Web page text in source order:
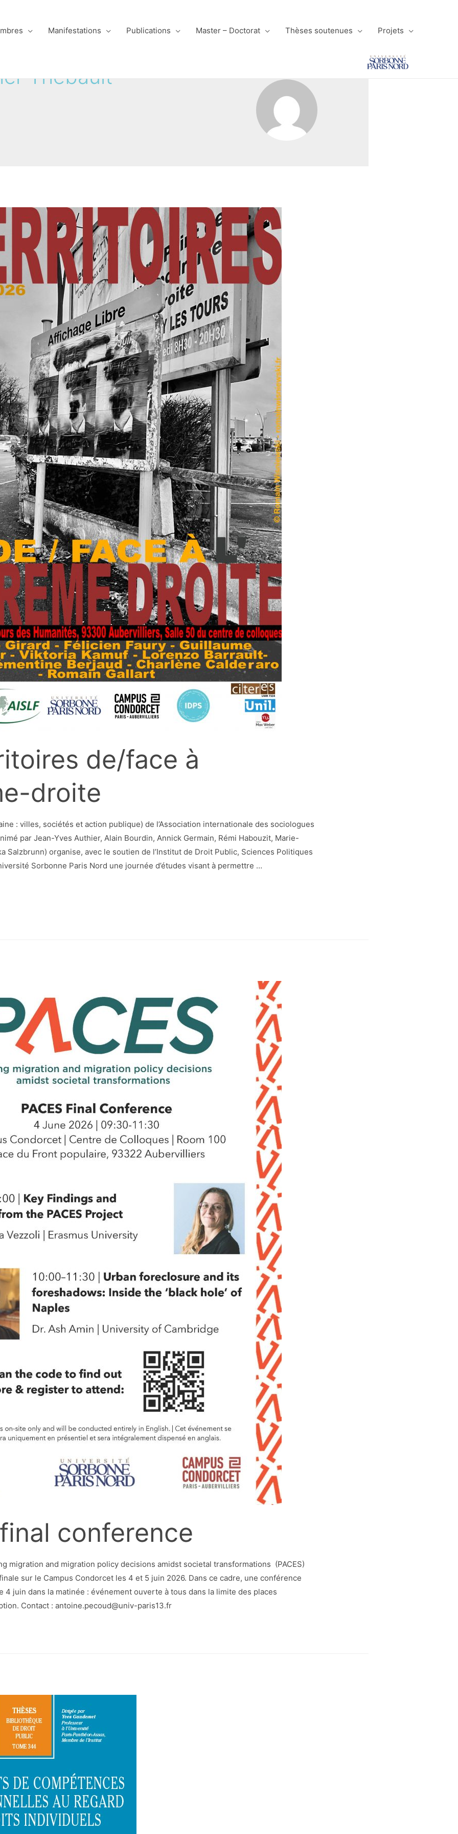
Manifestations Publications Master – Doctorat Thèses soutenues Projets
Thebault
de/face à
droite
: villes, sociétés et action publique) de l’Association internationale des sociologues
par Jean-Yves Authier, Alain Bourdin, Annick Germain, Rémi Habouzit, Marie-
Salzbrunn) organise, avec le soutien de l’Institut de Droit Public, Sciences Politiques
Sorbonne Paris Nord une journée d’études visant à permettre …
final conference
migration and migration policy decisions amidst societal transformations (PACES)
sur le Campus Condorcet les 4 et 5 juin 2026. Dans ce cadre, une conférence
4 juin dans la matinée : événement ouverte à tous dans la limite des places
Contact :antoine.pecoud@univ-paris13.fr